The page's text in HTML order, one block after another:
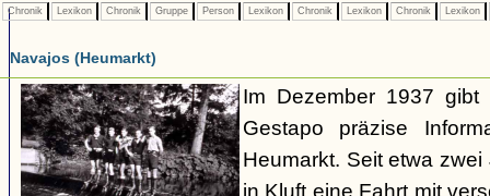
Chronik Lexikon Chronik Gruppe Person Lexikon Chronik Lexikon Chronik Lexikon
Navajos (Heumarkt)
Im Dezember 1937
Gestapo präzise
Heumarkt. Seit etwa
in Kluft eine Fahrt mit